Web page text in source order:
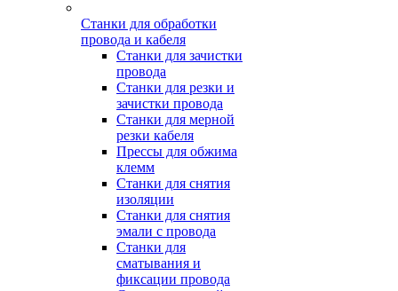
Станки для обработки
провода и кабеля
Станки для зачистки
провода
Станки для резки и
зачистки провода
Станки для мерной
резки кабеля
Прессы для обжима
клемм
Станки для снятия
изоляции
Станки для снятия
эмали с провода
Станки для
сматывания и
фиксации провода